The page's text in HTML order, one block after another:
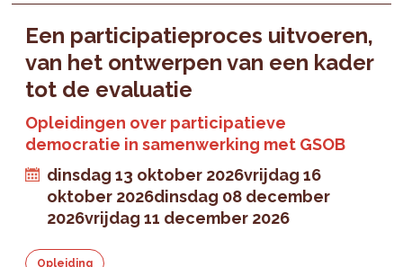
Een participatieproces uitvoeren,
van het ontwerpen van een kader
tot de evaluatie
Opleidingen over participatieve
democratie in samenwerking met GSOB
dinsdag 13 oktober 2026vrijdag 16
oktober 2026dinsdag 08 december
2026vrijdag 11 december 2026
Opleiding